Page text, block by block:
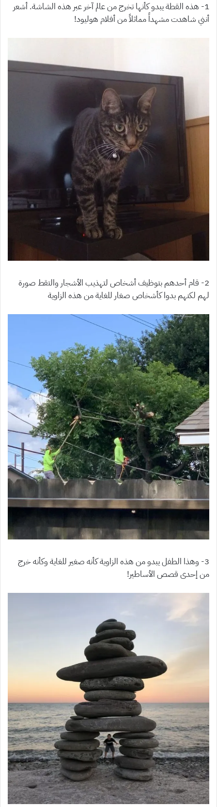
1- هذه القطة يبدو كأنها تخرج من عالم آخر عبر هذه الشاشة. أشعر
أنني شاهدت مشهداً مماثلاً من أفلام هوليود!
2- قام أحدهم بتوظيف أشخاص لتهذيب الأشجار والتقط صورة
لهم لكنهم بدوا كأشخاص صغار للغاية من هذه الزاوية
3- وهذا الطفل يبدو من هذه الزاوية كأنه صغير للغاية وكأنه خرج
من إحدى قصص الأساطير!